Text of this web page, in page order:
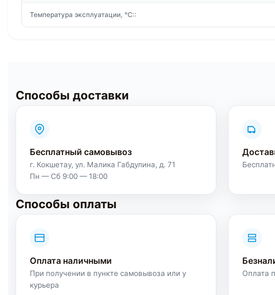
Температура эксплуатации, °C::
Способы доставки
Бесплатный самовывоз
г. Кокшетау, ул. Малика Габдулина, д. 71
Пн — Сб 9:00 — 18:00
Способы оплаты
Оплата наличными
При получении в пункте самовывоза или у
курьера
Оплата